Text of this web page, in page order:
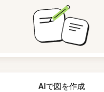
AIで図を作成